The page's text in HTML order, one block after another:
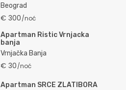
Beograd
€ 300/noć
Apartman Ristic Vrnjacka
banja
Vrnjačka Banja
€ 30/noć
Apartman SRCE ZLATIBORA